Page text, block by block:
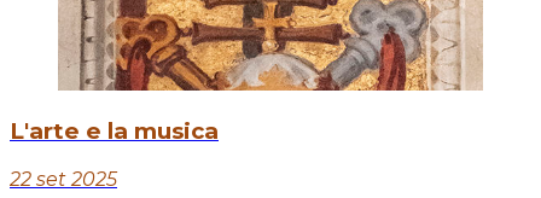
L'arte e la musica
22 set 2025